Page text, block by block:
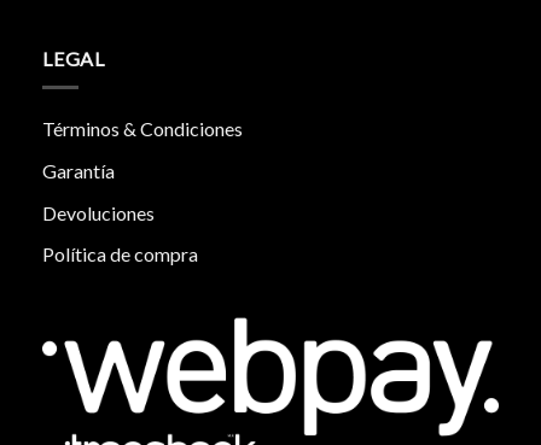
LEGAL
Términos & Condiciones
Garantía
Devoluciones
Política de compra